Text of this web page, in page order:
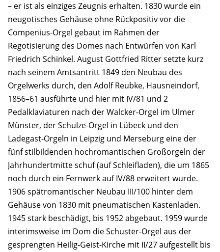
– er ist als einziges Zeugnis erhalten. 1830 wurde ein
neugotisches Gehäuse ohne Rückpositiv vor die
Compenius-Orgel gebaut im Rahmen der
Regotisierung des Domes nach Entwürfen von Karl
Friedrich Schinkel. August Gottfried Ritter setzte kurz
nach seinem Amtsantritt 1849 den Neubau des
Orgelwerks durch, den Adolf Reubke, Hausneindorf,
1856–61 ausführte und hier mit IV/81 und 2
Pedalklaviaturen nach der Walcker-Orgel im Ulmer
Münster, der Schulze-Orgel in Lübeck und den
Ladegast-Orgeln in Leipzig und Merseburg eine der
fünf stilbildenden hochromantischen Großorgeln der
Jahrhundertmitte schuf (auf Schleifladen), die um 1865
noch durch ein Fernwerk auf IV/88 erweitert wurde.
1906 spätromantischer Neubau III/100 hinter dem
Gehäuse von 1830 mit pneumatischen Kastenladen.
1945 stark beschädigt, bis 1952 abgebaut. 1959 wurde
interimsweise im Dom die Schuster-Orgel aus der
gesprengten Heilig-Geist-Kirche mit II/27 aufgestellt bis